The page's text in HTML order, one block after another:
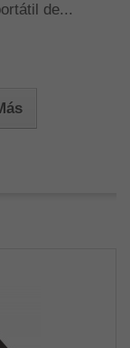
de...